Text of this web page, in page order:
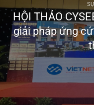
HỘI THẢO
giải pháp ứng